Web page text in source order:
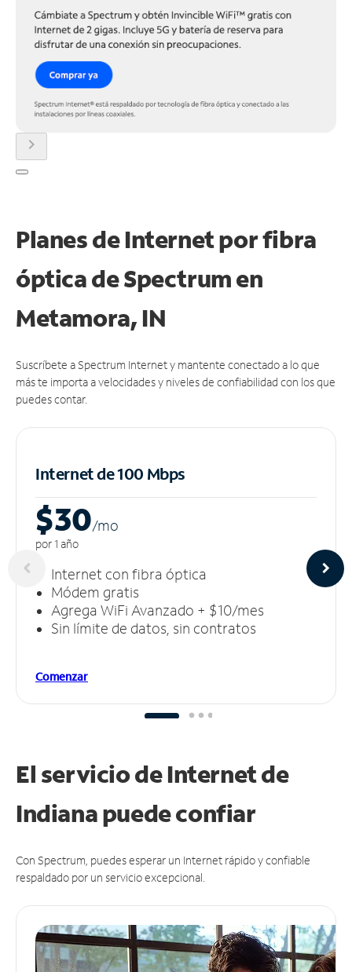
chevron_right
Planes de Internet por fibra
óptica de Spectrum en
Metamora, IN
Suscríbete a Spectrum Internet y mantente conectado a lo que
más te importa a velocidades y niveles de confiabilidad con los que
puedes contar.
Internet de 100 Mbps
$30/mo
por 1 año
Internet con fibra óptica
Módem gratis
Agrega WiFi Avanzado + $10/mes
Sin límite de datos, sin contratos
Comenzar
El servicio de Internet de
Indiana puedeconfiar
Con Spectrum, puedes esperar un Internet rápido y confiable
respaldado por un servicio excepcional.